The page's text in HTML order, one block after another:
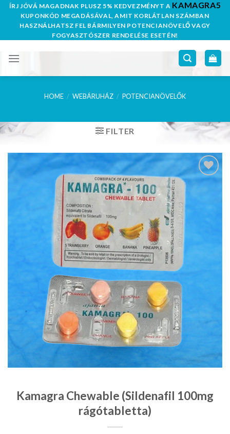
SkipÍRJ JÓVÁ MAGADNAK PLUSZ 5% KEDVEZMÉNYT A KAMAGRA5
KUPONKÓD MEGADÁSÁVAL, AMIT KORLÁTLAN SZÁMBAN
HASZNÁLHATSZ FEL BÁRMILYEN POTENCIANÖVELŐ VAGY
FOGYASZTÓSZER RENDELÉSE ESETÉN!
HOME / WEBÁRUHÁZ / POTENCIANÖVELŐK
FILTER
Kedvencekhez
Kamagra Chewable (Sildenafil 100mg
rágótabletta)